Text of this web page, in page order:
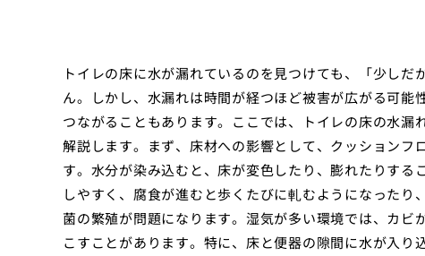
トイレの床に水が漏れているのを見つけても、「少し
ん。しかし、水漏れは時間が経つほど被害が広がる可
つながることもあります。ここでは、トイレの床の水
解説します。まず、床材への影響として、クッションフ
す。水分が染み込むと、床が変色したり、膨れたりす
しやすく、腐食が進むと歩くたびに軋むようになった
菌の繁殖が問題になります。湿気が多い環境では、カ
こすことがあります。特に、床と便器の隙間に水が入